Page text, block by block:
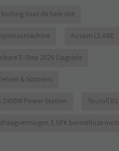
korting Voor de hele site
Ausom L1 ABE
E-Step 2026 Upgrade
& Scooters
Power Station Touroll
3,5PK borstelloze